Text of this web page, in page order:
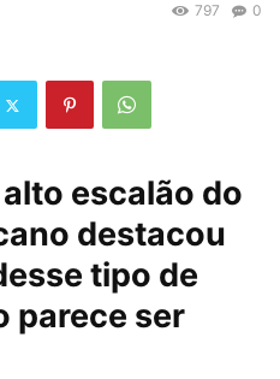
0
797
escalão do
destacou
tipo de
parece ser